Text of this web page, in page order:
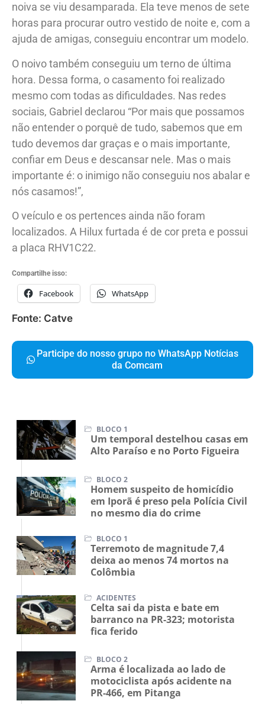
noiva se viu desamparada. Ela teve menos de sete
horas para procurar outro vestido de noite e, com a
ajuda de amigas, conseguiu encontrar um modelo.
O noivo também conseguiu um terno de última
hora. Dessa forma, o casamento foi realizado
mesmo com todas as dificuldades. Nas redes
sociais, Gabriel declarou “Por mais que possamos
não entender o porquê de tudo, sabemos que em
tudo devemos dar graças e o mais importante,
confiar em Deus e descansar nele. Mas o mais
importante é: o inimigo não conseguiu nos abalar e
nós casamos!”,
O veículo e os pertences ainda não foram
localizados. A Hilux furtada é de cor preta e possui
a placa RHV1C22.
Compartilhe isso:
Facebook WhatsApp
Fonte: Catve
Participe do nosso grupo no WhatsApp Notícias
da Comcam
BLOCO 1
Um temporal destelhou casas em
Alto Paraíso e no Porto Figueira
BLOCO 2
Homem suspeito de homicídio
em Iporã é preso pela Polícia Civil
no mesmo dia do crime
BLOCO 1
Terremoto de magnitude 7,4
deixa ao menos 74 mortos na
Colômbia
ACIDENTES
Celta sai da pista e bate em
barranco na PR-323; motorista
fica ferido
BLOCO 2
Arma é localizada ao lado de
motociclista após acidente na
PR-466, em Pitanga